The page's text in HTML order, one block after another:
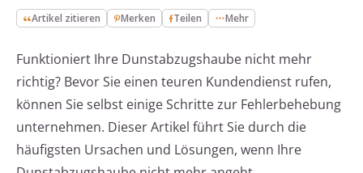
Artikel zitieren Merken Teilen Mehr
Funktioniert Ihre Dunstabzugshaube nicht mehr
richtig? Bevor Sie einen teuren Kundendienst rufen,
können Sie selbst einige Schritte zur Fehlerbehebung
unternehmen. Dieser Artikel führt Sie durch die
häufigsten Ursachen und Lösungen, wenn Ihre